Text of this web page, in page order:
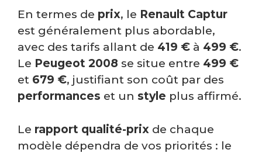
En termes de prix, le Renault Captur
est généralement plus abordable,
avec des tarifs allant de 419 € à 499 €.
Le Peugeot 2008 se situe entre 499 €
et 679 €, justifiant son coût par des
performances et un style plus affirmé.
Le rapport qualité-prix de chaque
modèle dépendra de vos priorités : le